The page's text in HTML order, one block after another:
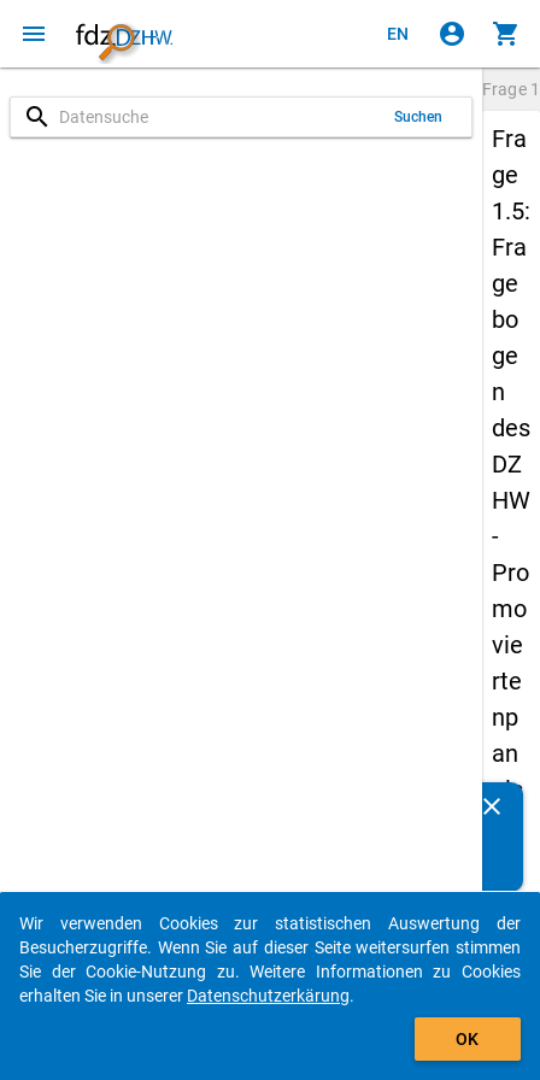
menu EN account_circle shopping_cart
search Suchen
Frage
Fra
ge
1.5:
Fra
ge
bo
ge
n
des
DZ
HW
-
Pro
mo
vie
rte
np
an
els
-
vie
rte
clear
auto_stories
add_shopping_cart
Wir verwenden Cookies zur statistischen Auswertung der
Besucherzugriffe. Wenn Sie auf dieser Seite weitersurfen stimmen
Sie der Cookie-Nutzung zu. Weitere Informationen zu Cookies
erhalten Sie in unserer Datenschutzerkärung.
OK